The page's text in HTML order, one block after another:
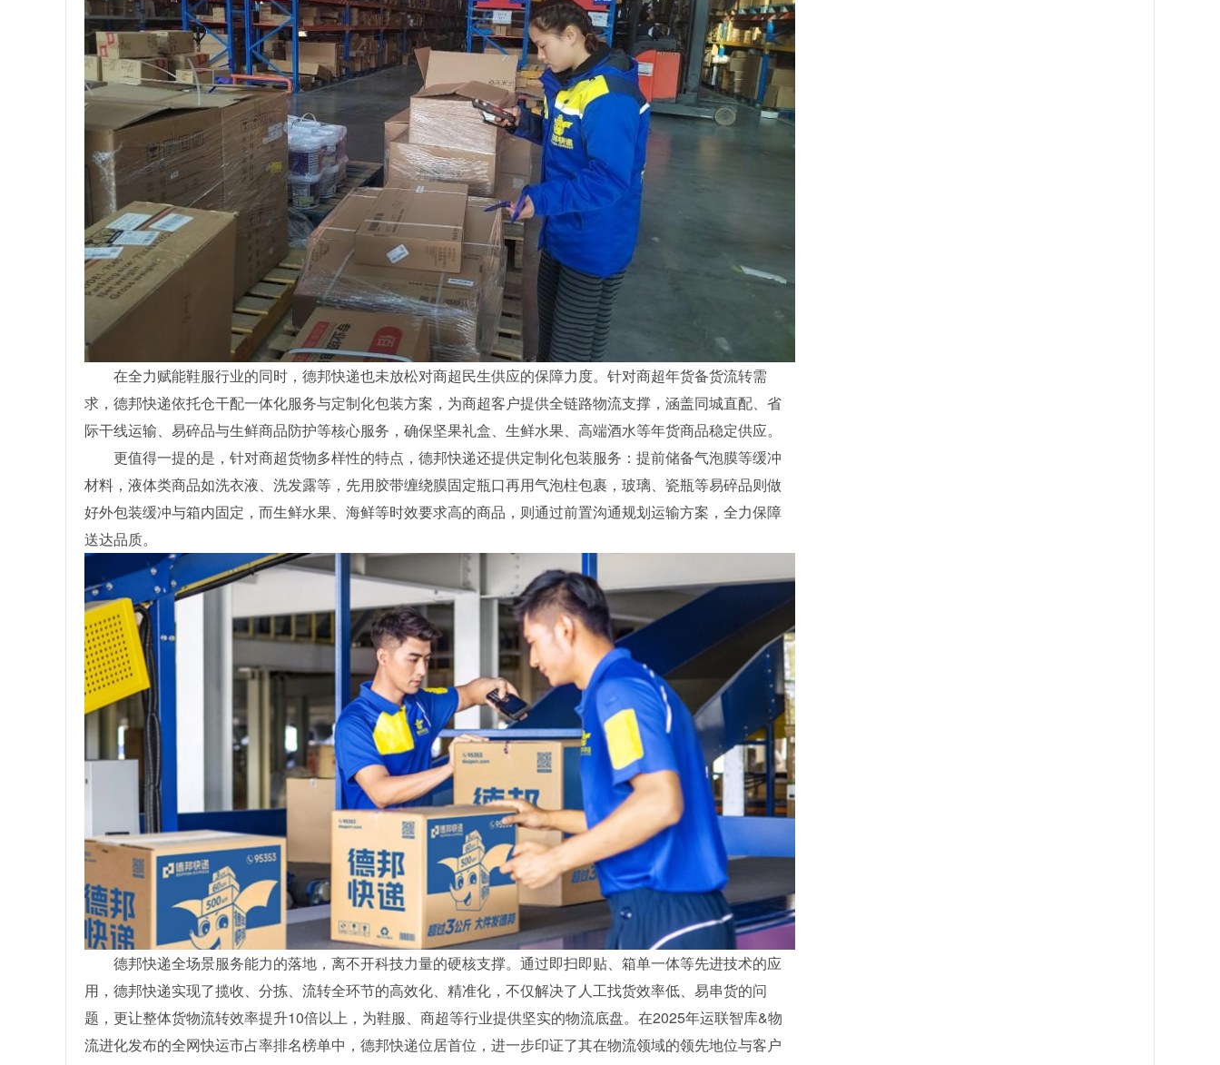
在全力赋能鞋服行业的同时，德邦快递也未放松对商超民生供应的保障力度。针对商超年货备货流转需
求，德邦快递依托仓干配一体化服务与定制化包装方案，为商超客户提供全链路物流支撑，涵盖同城直配、省
际干线运输、易碎品与生鲜商品防护等核心服务，确保坚果礼盒、生鲜水果、高端酒水等年货商品稳定供应。
更值得一提的是，针对商超货物多样性的特点，德邦快递还提供定制化包装服务：提前储备气泡膜等缓冲
材料，液体类商品如洗衣液、洗发露等，先用胶带缠绕膜固定瓶口再用气泡柱包裹，玻璃、瓷瓶等易碎品则做
好外包装缓冲与箱内固定，而生鲜水果、海鲜等时效要求高的商品，则通过前置沟通规划运输方案，全力保障
送达品质。
德邦快递全场景服务能力的落地，离不开科技力量的硬核支撑。通过即扫即贴、箱单一体等先进技术的应
用，德邦快递实现了揽收、分拣、流转全环节的高效化、精准化，不仅解决了人工找货效率低、易串货的问
题，更让整体货物流转效率提升10倍以上，为鞋服、商超等行业提供坚实的物流底盘。在2025年运联智库&物
流进化发布的全网快运市占率排名榜单中，德邦快递位居首位，进一步印证了其在物流领域的领先地位与客户